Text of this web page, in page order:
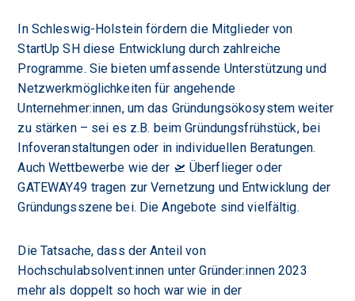
In Schleswig-Holstein fördern die Mitglieder von
StartUp SH diese Entwicklung durch zahlreiche
Programme. Sie bieten umfassende Unterstützung und
Netzwerkmöglichkeiten für angehende
Unternehmer:innen, um das Gründungsökosystem weiter
zu stärken – sei es z.B. beim Gründungsfrühstück, bei
Infoveranstaltungen oder in individuellen Beratungen.
Auch Wettbewerbe wie der 🛫 Überflieger oder
GATEWAY49 tragen zur Vernetzung und Entwicklung der
Gründungsszene bei. Die Angebote sind vielfältig.
Die Tatsache, dass der Anteil von
Hochschulabsolvent:innen unter Gründer:innen 2023
mehr als doppelt so hoch war wie in der